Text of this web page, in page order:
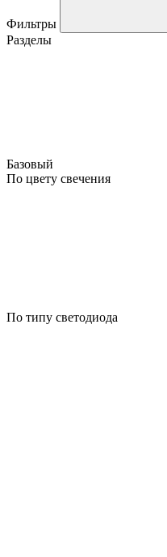
Фильтры
Разделы
Базовый
По цвету свечения
По типу светодиода